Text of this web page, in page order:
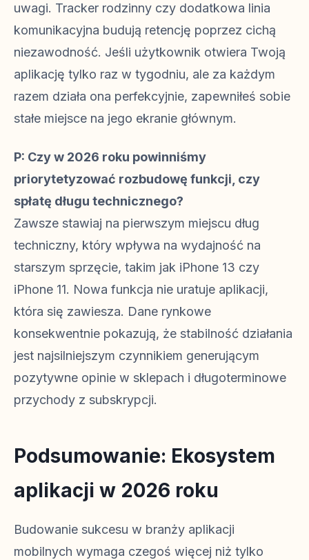
uwagi. Tracker rodzinny czy dodatkowa linia
komunikacyjna budują retencję poprzez cichą
niezawodność. Jeśli użytkownik otwiera Twoją
aplikację tylko raz w tygodniu, ale za każdym
razem działa ona perfekcyjnie, zapewniłeś sobie
stałe miejsce na jego ekranie głównym.
P: Czy w 2026 roku powinniśmy
priorytetyzować rozbudowę funkcji, czy
spłatę długu technicznego?
Zawsze stawiaj na pierwszym miejscu dług
techniczny, który wpływa na wydajność na
starszym sprzęcie, takim jak iPhone 13 czy
iPhone 11. Nowa funkcja nie uratuje aplikacji,
która się zawiesza. Dane rynkowe
konsekwentnie pokazują, że stabilność działania
jest najsilniejszym czynnikiem generującym
pozytywne opinie w sklepach i długoterminowe
przychody z subskrypcji.
Podsumowanie: Ekosystem
aplikacji w 2026 roku
Budowanie sukcesu w branży aplikacji
mobilnych wymaga czegoś więcej niż tylko